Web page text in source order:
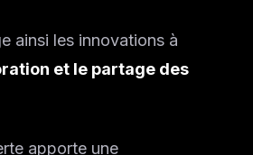
ainsi les innovations à
et le partage des
apporte une